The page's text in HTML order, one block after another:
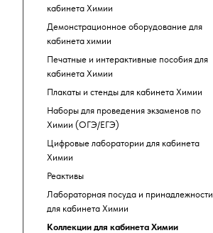
кабинета Химии
Демонстрационное оборудование для
кабинета химии
Печатные и интерактивные пособия для
кабинета Химии
Плакаты и стенды для кабинета Химии
Наборы для проведения экзаменов по
Химии (ОГЭ/ЕГЭ)
Цифровые лаборатории для кабинета
Химии
Реактивы
Лабораторная посуда и принадлежности
для кабинета Химии
Коллекции для кабинета Химии